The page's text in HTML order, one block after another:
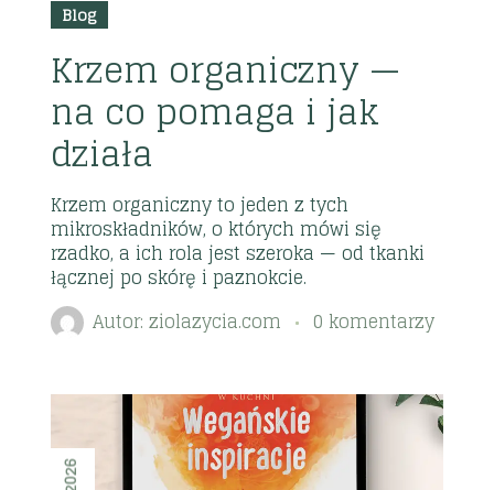
Blog
Krzem organiczny —
na co pomaga i jak
działa
Krzem organiczny to jeden z tych
mikroskładników, o których mówi się
rzadko, a ich rola jest szeroka — od tkanki
łącznej po skórę i paznokcie.
Autor:ziolazycia.com 0 komentarzy
2026